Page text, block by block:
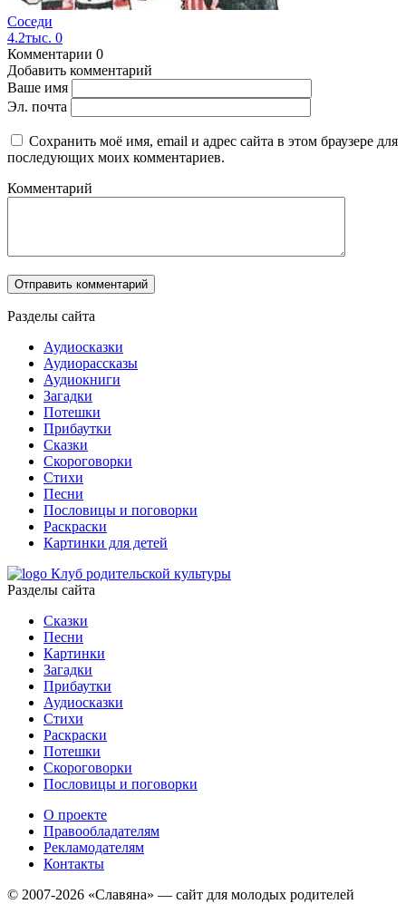
Соседи
4.2тыс. 0
Комментарии 0
Добавить комментарий
Ваше имя
Эл. почта
Сохранить моё имя, email и адрес сайта в этом браузере для
последующих моих комментариев.
Комментарий
Разделы сайта
Аудиосказки
Аудиорассказы
Аудиокниги
Загадки
Потешки
Прибаутки
Сказки
Скороговорки
Стихи
Песни
Пословицы и поговорки
Раскраски
Картинки для детей
Клуб родительской культуры
Разделы сайта
Сказки
Песни
Картинки
Загадки
Прибаутки
Аудиосказки
Стихи
Раскраски
Потешки
Скороговорки
Пословицы и поговорки
О проекте
Правообладателям
Рекламодателям
Контакты
© 2007-2026 «Славяна» — сайт для молодых родителей